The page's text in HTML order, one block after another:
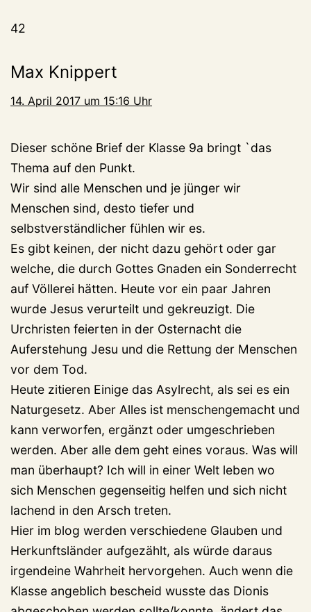
42
Max Knippert
14. April 2017 um 15:16 Uhr
Dieser schöne Brief der Klasse 9a bringt `das
Thema auf den Punkt.
Wir sind alle Menschen und je jünger wir
Menschen sind, desto tiefer und
selbstverständlicher fühlen wir es.
Es gibt keinen, der nicht dazu gehört oder gar
welche, die durch Gottes Gnaden ein Sonderrecht
auf Völlerei hätten. Heute vor ein paar Jahren
wurde Jesus verurteilt und gekreuzigt. Die
Urchristen feierten in der Osternacht die
Auferstehung Jesu und die Rettung der Menschen
vor dem Tod.
Heute zitieren Einige das Asylrecht, als sei es ein
Naturgesetz. Aber Alles ist menschengemacht und
kann verworfen, ergänzt oder umgeschrieben
werden. Aber alle dem geht eines voraus. Was will
man überhaupt? Ich will in einer Welt leben wo
sich Menschen gegenseitig helfen und sich nicht
lachend in den Arsch treten.
Hier im blog werden verschiedene Glauben und
Herkunftsländer aufgezählt, als würde daraus
irgendeine Wahrheit hervorgehen. Auch wenn die
Klasse angeblich bescheid wusste das Dionis